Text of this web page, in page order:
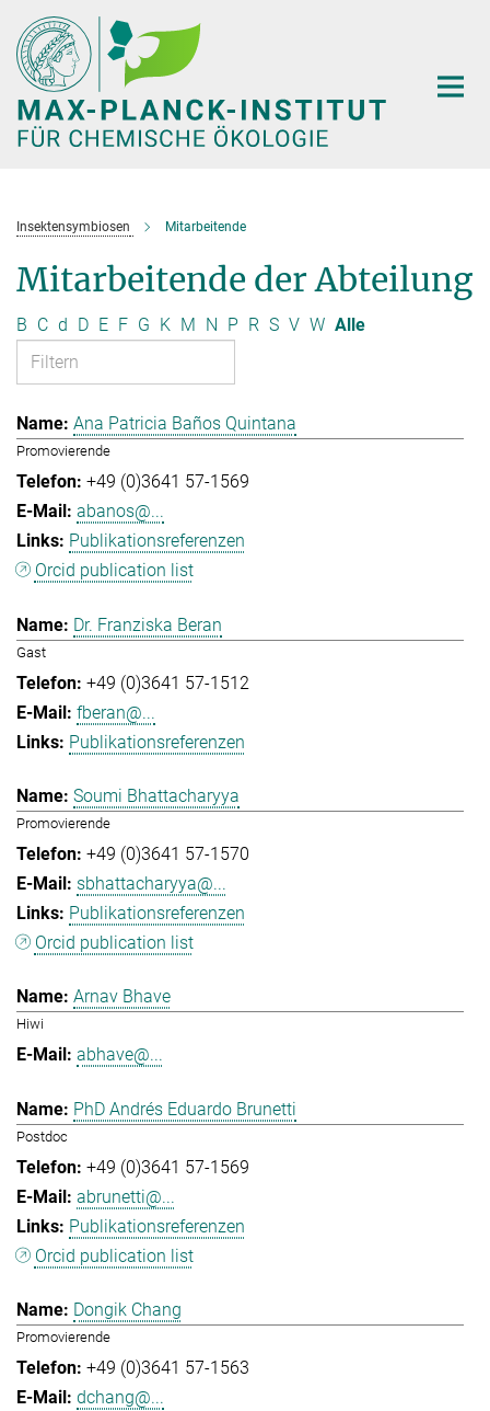
Hauptinhalt
Insektensymbiosen Mitarbeitende
Mitarbeitende der Abteilung
B C d D E F G K M N P R S V W Alle
Ana Patricia Baños Quintana
Promovierende
+49 (0)3641 57-1569
abanos@...
Publikationsreferenzen
Orcid publication list
Dr. Franziska Beran
Gast
+49 (0)3641 57-1512
fberan@...
Publikationsreferenzen
Soumi Bhattacharyya
Promovierende
+49 (0)3641 57-1570
sbhattacharyya@...
Publikationsreferenzen
Orcid publication list
Arnav Bhave
Hiwi
abhave@...
PhD Andrés Eduardo Brunetti
Postdoc
+49 (0)3641 57-1569
abrunetti@...
Publikationsreferenzen
Orcid publication list
Dongik Chang
Promovierende
+49 (0)3641 57-1563
dchang@...